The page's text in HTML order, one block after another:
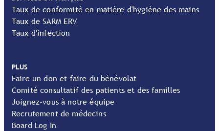
Taux de conformité en matière d'hygiène des mains
Taux de SARM ERV
Taux d'infection
PLUS
Faire un don et faire du bénévolat
Comité consultatif des patients et des familles
Joignez-vous à notre équipe
Recrutement de médecins
Board Log In